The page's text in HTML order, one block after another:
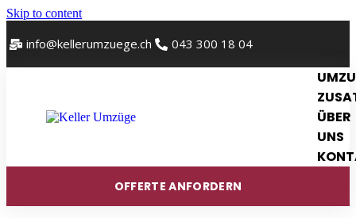
Skip to content
info@kellerumzuege.ch 043 300 18 04
ÜBER
UNS
OFFERTE ANFORDERN